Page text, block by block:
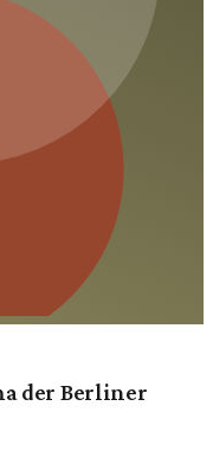
der Berliner